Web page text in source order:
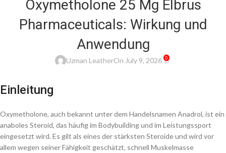
Oxymetholone 25 Mg Elbrus
Pharmaceuticals: Wirkung und
Anwendung
Uzman LeatherOn July 9, 2026 0
Einleitung
Oxymetholone, auch bekannt unter dem Handelsnamen Anadrol, ist ein
anaboles Steroid, das häufig im Bodybuilding und im Leistungssport
eingesetzt wird. Es gilt als eines der stärksten Steroide und wird vor
allem wegen seiner Fähigkeit geschätzt, schnell Muskelmasse